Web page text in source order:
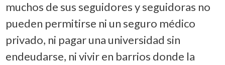
muchos de sus seguidores y seguidoras no
pueden permitirse ni un seguro médico
privado, ni pagar una universidad sin
endeudarse, ni vivir en barrios donde la